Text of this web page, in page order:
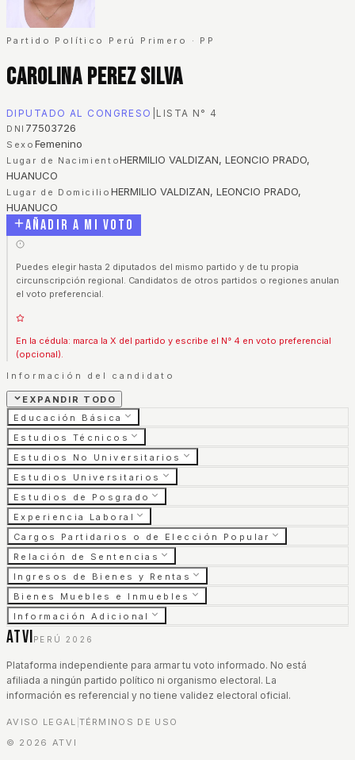
Partido Político Perú Primero · PP
Carolina Perez Silva
DIPUTADO AL CONGRESO LISTA N° 4
DNI 77503726
Sexo Femenino
Lugar de NacimientoHERMILIO VALDIZAN, LEONCIO PRADO,
HUANUCO
Lugar de Domicilio HERMILIO VALDIZAN, LEONCIO PRADO,
HUANUCO
Añadir a mi voto
Puedes elegir hasta 2 diputados del mismo partido y de tu propia
circunscripción regional. Candidatos de otros partidos o regiones anulan
el voto preferencial.
En la cédula: marca la X del partido y escribe el N° 4 en voto preferencial
(opcional).
Información del candidato
EXPANDIR TODO
Educación Básica
Estudios Técnicos
Estudios No Universitarios
Estudios Universitarios
Estudios de Posgrado
Experiencia Laboral
Cargos Partidarios o de Elección Popular
Relación de Sentencias
Ingresos de Bienes y Rentas
Bienes Muebles e Inmuebles
Información Adicional
ATVI PERÚ 2026
Plataforma independiente para armar tu voto informado. No está
afiliada a ningún partido político ni organismo electoral. La
información es referencial y no tiene validez electoral oficial.
AVISO LEGAL TÉRMINOS DE USO
© 2026 ATVI